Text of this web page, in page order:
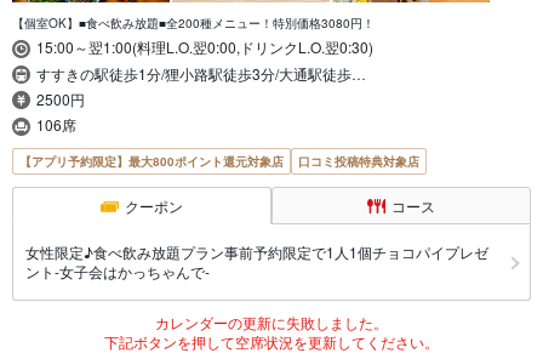
【個室OK】■食べ飲み放題■全200種メニュー！特別価格3080円！
15:00～翌1:00(料理L.O.翌0:00,ドリンクL.O.翌0:30)
すすきの駅徒歩1分/狸小路駅徒歩3分/大通駅徒歩…
2500円
106席
【アプリ予約限定】最大800ポイント還元対象店 口コミ投稿特典対象店
クーポン コース
女性限定♪食べ飲み放題プラン事前予約限定で1人1個チョコパイプレゼ
ント-女子会はかっちゃんで-
カレンダーの更新に失敗しました。
下記ボタンを押して空席状況を更新してください。